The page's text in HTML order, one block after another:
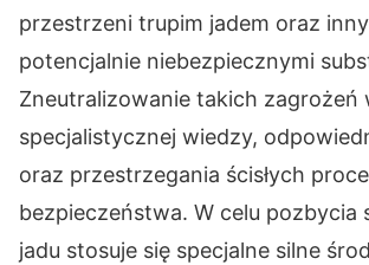
przestrzeni trupim jadem oraz
potencjalnie niebezpiecznymi
Zneutralizowanie takich zagrożeń
specjalistycznej wiedzy,
oraz przestrzegania ścisłych
bezpieczeństwa. W celu pozbycia
jadu stosuje się specjalne silne